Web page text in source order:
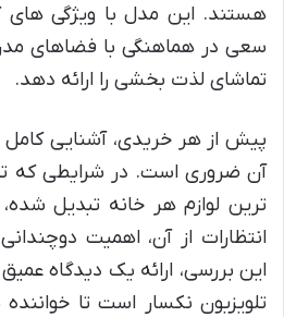
هستند. این مدل با ویژگی های
سعی در هماهنگی با فضاهای
تماشای لذت بخشی را ارائه دهد.
پیش از هر خریدی، آشنایی
آن ضروری است. در شرایطی که
ترین لوازم هر خانه تبدیل
انتظارات از آن، اهمیت
این بررسی، ارائه یک دیدگاه
تلویزیون نکسار است تا خواننده